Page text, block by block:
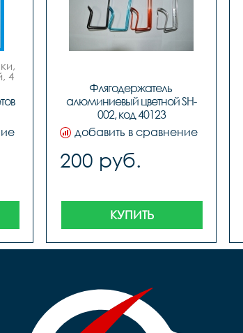
4
Флягодержатель
алюминиевый цветной SH-
002, код 40123
добавить в сравнение
200 руб.
КУПИТЬ